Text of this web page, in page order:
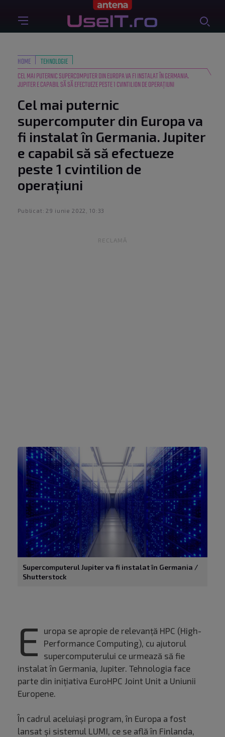
HOME
TEHNOLOGIE
CEL MAI PUTERNIC SUPERCOMPUTER DIN EUROPA VA FI INSTALAT ÎN GERMANIA.
JUPITER E CAPABIL SĂ SĂ EFECTUEZE PESTE 1 CVINTILION DE OPERAŢIUNI
Cel mai puternic
supercomputer din Europa va
fi instalat în Germania. Jupiter
e capabil să să efectueze
peste 1 cvintilion de
operaţiuni
Publicat: 29 iunie 2022, 10:33
RECLAMĂ
Supercomputerul Jupiter va fi instalat în Germania /
Shutterstock
E
uropa se apropie de relevanță HPC (High-
Performance Computing), cu ajutorul
supercomputerului ce urmează să fie
instalat în Germania, Jupiter. Tehnologia face
parte din inițiativa EuroHPC Joint Unit a Uniunii
Europene.
În cadrul aceluiași program, în Europa a fost
lansat și sistemul LUMI, ce se află în Finlanda,